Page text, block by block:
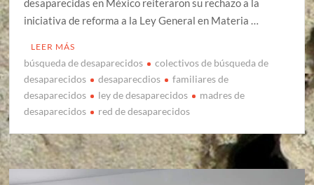
desaparecidas en México reiteraron su rechazo a la
iniciativa de reforma a la Ley General en Materia …
LEER MÁS
búsqueda de desaparecidos
colectivos de búsqueda de
desaparecidos
desaparecdios
familiares de
desaparecidos
ley de desaparecidos
madres de
desaparecidos
red de desaparecidos